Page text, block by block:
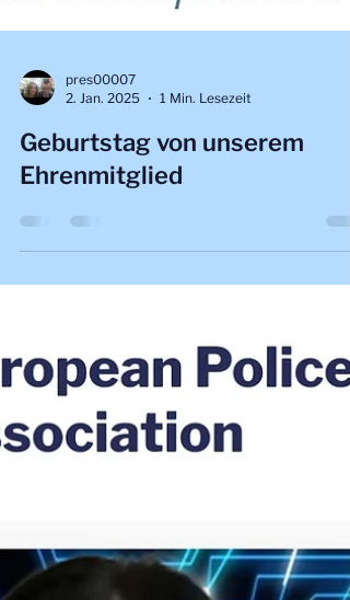
pres00007
2. Jan. 2025
1 Min. Lesezeit